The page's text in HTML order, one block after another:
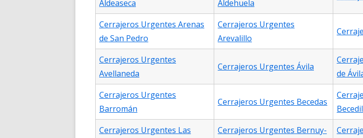
Aldeaseca
Aldehuela
Cerrajeros Urgentes Arenas
de San Pedro
Cerrajeros Urgentes
Arevalillo
Cerrajeros Urgentes
Avellaneda
Cerrajeros Urgentes Ávila
de
Cerrajeros Urgentes
Barromán
Cerrajeros Urgentes Becedas
Cerrajeros Urgentes Las
Cerrajeros Urgentes Bernuy-